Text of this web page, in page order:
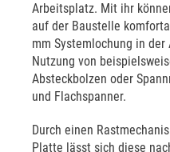
Arbeitsplatz. Mit ihr
auf der Baustelle
mm Systemlochung in
Nutzung von
Absteckbolzen oder
und Flachspanner.
Durch einen
Platte lässt sich diese